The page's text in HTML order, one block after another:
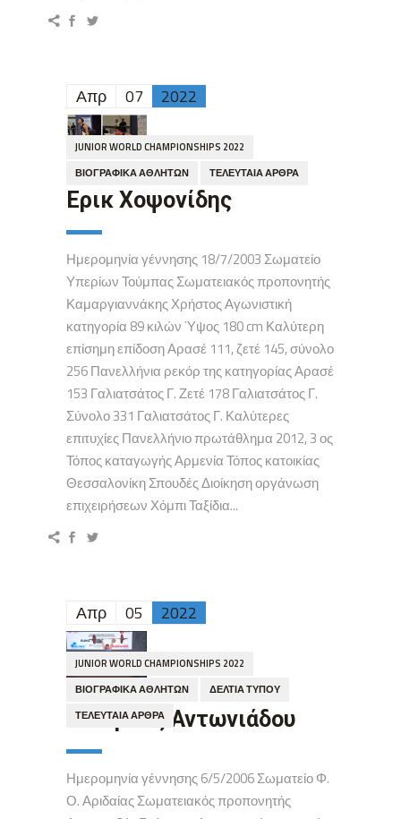
Απρ 07 2022
JUNIOR WORLD CHAMPIONSHIPS 2022
ΒΙΟΓΡΑΦΙΚΆ ΑΘΛΗΤΏΝ
ΤΕΛΕΥΤΑΊΑ ΆΡΘΡΑ
Ερικ Χοψονίδης
Ημερομηνία γέννησης 18/7/2003 Σωματείο
Υπερίων Τούμπας Σωματειακός προπονητής
Καμαργιαννάκης Χρήστος Αγωνιστική
κατηγορία 89 κιλών Ύψος 180 cm Καλύτερη
επίσημη επίδοση Αρασέ 111, ζετέ 145, σύνολο
256 Πανελλήνια ρεκόρ της κατηγορίας Αρασέ
153 Γαλιατσάτος Γ. Ζετέ 178 Γαλιατσάτος Γ.
Σύνολο 331 Γαλιατσάτος Γ. Καλύτερες
επιτυχίες Πανελλήνιο πρωτάθλημα 2012, 3 ος
Τόπος καταγωγής Αρμενία Τόπος κατοικίας
Θεσσαλονίκη Σπουδές Διοίκηση οργάνωση
επιχειρήσεων Χόμπι Ταξίδια...
Απρ 05 2022
JUNIOR WORLD CHAMPIONSHIPS 2022
ΒΙΟΓΡΑΦΙΚΆ ΑΘΛΗΤΏΝ
ΔΕΛΤΊΑ ΤΎΠΟΥ
ΤΕΛΕΥΤΑΊΑ ΆΡΘΡΑ
Αλκηστις Αντωνιάδου
Ημερομηνία γέννησης 6/5/2006 Σωματείο Φ.
Ο. Αριδαίας Σωματειακός προπονητής